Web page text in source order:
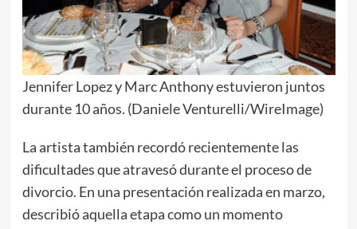
Jennifer Lopez y Marc Anthony estuvieron juntos
durante 10 años. (Daniele Venturelli/WireImage)
La artista también recordó recientemente las
dificultades que atravesó durante el proceso de
divorcio. En una presentación realizada en marzo,
describió aquella etapa como un momento